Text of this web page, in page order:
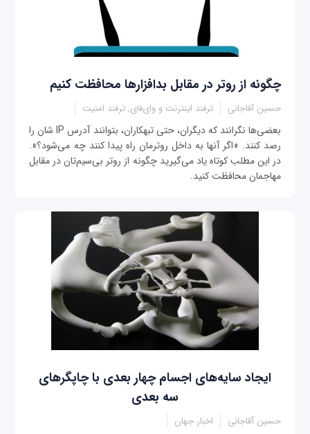
چگونه از روتر در مقابل بدافزارها محافظت کنیم
حسین آقاجانی ترفند اینترنت و وای‌فای, ترفند امنیت
بعضی‌ها نگرانند که دیگران، حتی تبهکاران، بتوانند آدرس IP شان را
رصد کنند. «اگر آنها به داخل روترمان راه پیدا کنند چه می‌شود؟».
در این مطلب کوتاه یاد می‌گیرید چگونه از روتر بی‌سیم‌تان در مقابل
مهاجمان محافظت کنید.
ایجاد سایه‌های اجسام چهار بعدی با چاپگرهای
سه بعدی
حسین آقاجانی اخبار جهان